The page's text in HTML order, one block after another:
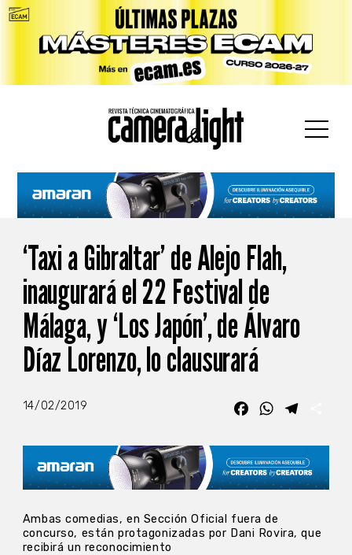
‘Taxi a Gibraltar’ de Alejo Flah,
inaugurará el 22 Festival de
Málaga, y ‘Los Japón’, de Álvaro
Díaz Lorenzo, lo clausurará
14/02/2019 FacebookWhatsApp
Ambas comedias, en Sección Oficial fuera de
concurso, están protagonizadas por Dani Rovira, que
recibirá un reconocimiento